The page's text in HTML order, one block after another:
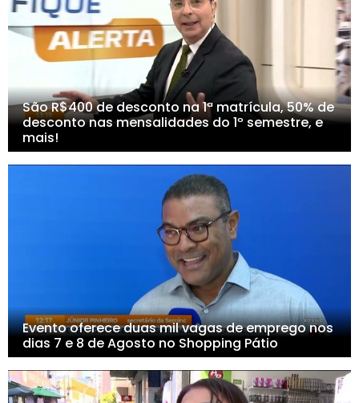
São R$400 de desconto na 1ª matrícula, 50% de
desconto nas mensalidades do 1º semestre, e
mais!
Evento oferece duas mil vagas de emprego nos
dias 7 e 8 de Agosto no Shopping Pátio